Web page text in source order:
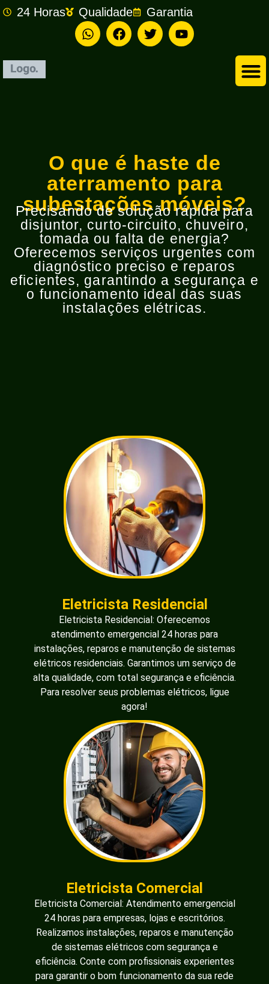
24 Horas Qualidade Garantia
O que é haste de
aterramento para
subestações móveis?
Precisando de solução rápida para
disjuntor, curto-circuito, chuveiro,
tomada ou falta de energia?
Oferecemos serviços urgentes com
diagnóstico preciso e reparos
eficientes, garantindo a segurança e
o funcionamento ideal das suas
instalações elétricas.
Eletricista Residencial
Eletricista Residencial: Oferecemos
atendimento emergencial 24 horas para
instalações, reparos e manutenção de sistemas
elétricos residenciais. Garantimos um serviço de
alta qualidade, com total segurança e eficiência.
Para resolver seus problemas elétricos, ligue
agora!
Eletricista Comercial
Eletricista Comercial: Atendimento emergencial
24 horas para empresas, lojas e escritórios.
Realizamos instalações, reparos e manutenção
de sistemas elétricos com segurança e
eficiência. Conte com profissionais experientes
para garantir o bom funcionamento da sua rede